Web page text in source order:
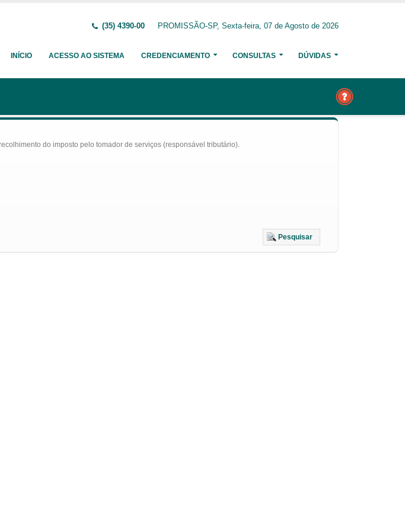
(35) 4390-00 PROMISSÃO-SP, Sexta-feira, 07 de Agosto de 2026
INÍCIO ACESSO AO SISTEMA CREDENCIAMENTO CONSULTAS DÚVIDAS
do imposto pelo tomador de serviços (responsável tributário).
Pesquisar